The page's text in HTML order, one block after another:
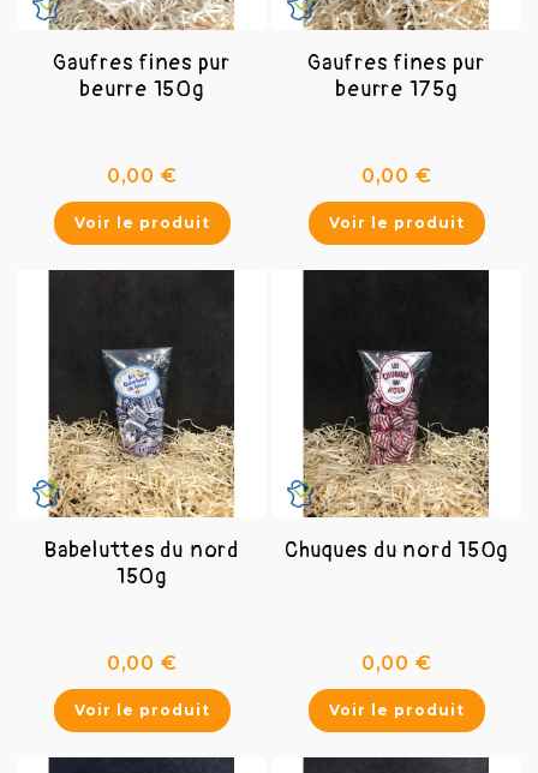
Gaufres fines pur
beurre 150g
0,00 €Prix
Voir le produit
Gaufres fines pur
beurre 175g
0,00 €Prix
Voir le produit
Babeluttes du nord
150g
0,00 €Prix
Voir le produit
Chuques du nord 150g
0,00 €Prix
Voir le produit